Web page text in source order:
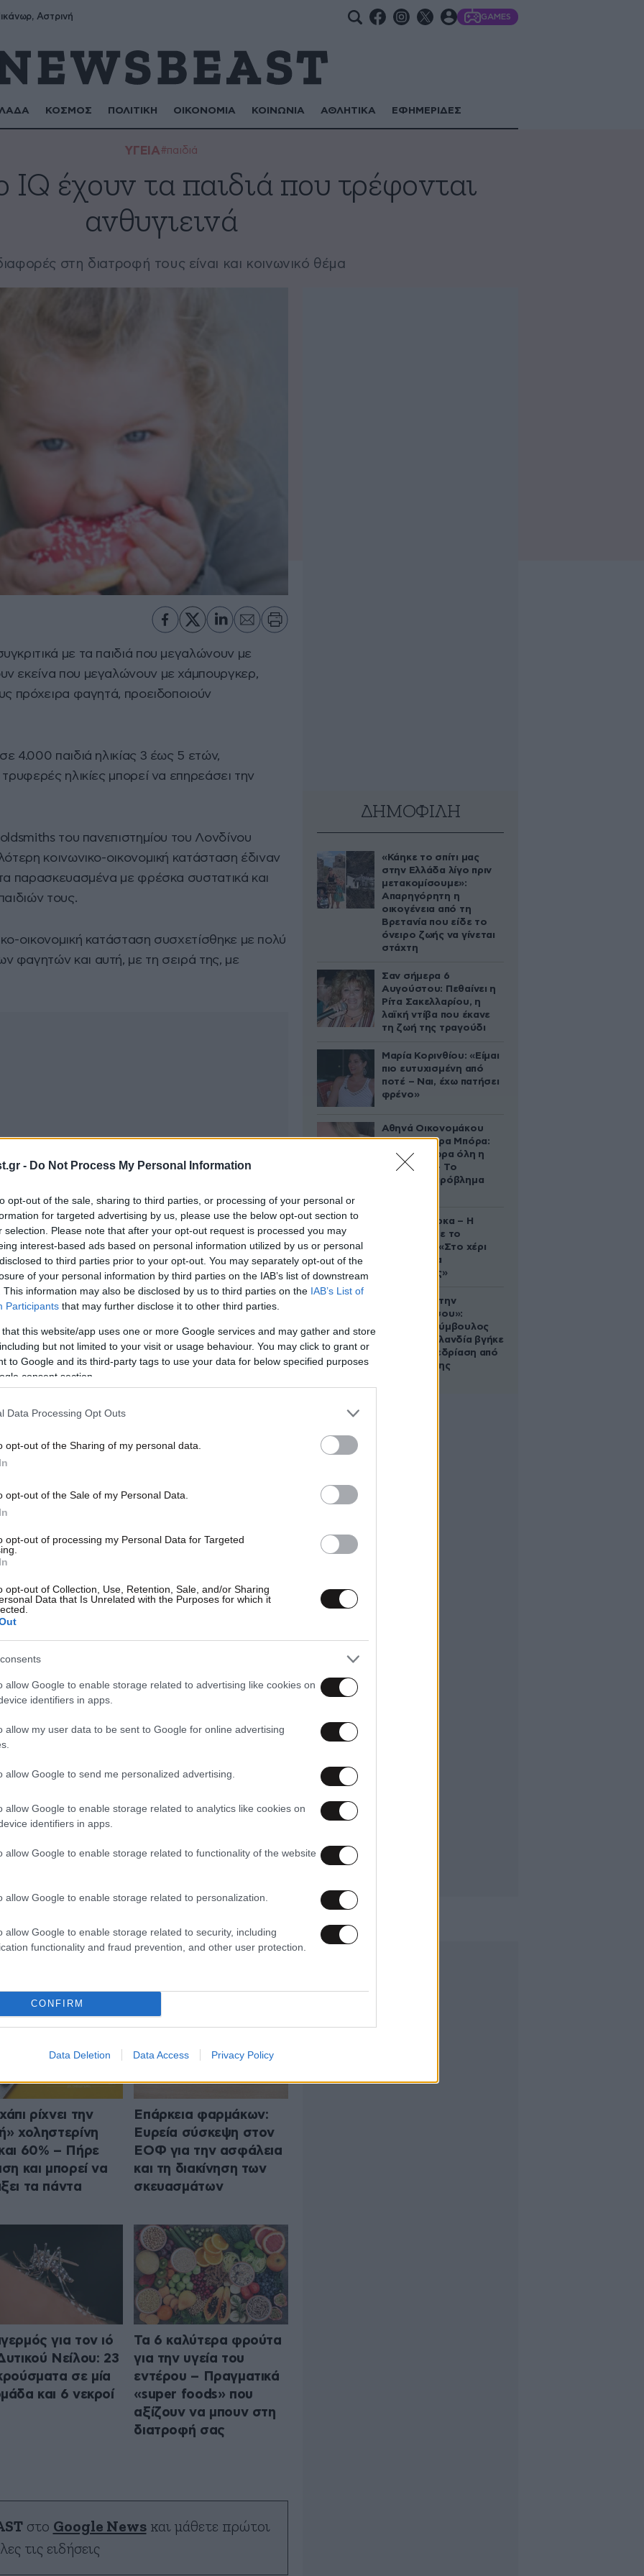
- Do Not Process My Personal Information
opt-out of the sale, sharing to third parties, or processing of your personal or
for targeted advertising by us, please use the below opt-out section to
selection. Please note that after your opt-out request is processed you may
interest-based ads based on personal information utilized by us or personal
to third parties prior to your opt-out. You may separately opt-out of the
of your personal information by third parties on the IAB’s list of downstream
This information may also be disclosed by us to third parties on the IAB’s List of
Participants that may further disclose it to other third parties.
that this website/app uses one or more Google services and may gather and store
but not limited to your visit or usage behaviour. You may click to grant or
to Google and its third-party tags to use your data for below specified purposes
consent section.
Data Processing Opt Outs
opt-out of the Sharing of my personal data.
opt-out of the Sale of my Personal Data.
opt-out of processing my Personal Data for Targeted
opt-out of Collection, Use, Retention, Sale, and/or Sharing
Data that Is Unrelated with the Purposes for which it
allow Google to enable storage related to advertising like cookies on
identifiers in apps.
allow my user data to be sent to Google for online advertising
allow Google to send me personalized advertising.
allow Google to enable storage related to analytics like cookies on
identifiers in apps.
allow Google to enable storage related to functionality of the website
allow Google to enable storage related to personalization.
allow Google to enable storage related to security, including
functionality and fraud prevention, and other user protection.
CONFIRM
Data Deletion Data Access Privacy Policy
Αστρινή GAMES
ΚΟΣΜΟΣ ΠΟΛΙΤΙΚΗ ΟΙΚΟΝΟΜΙΑ ΚΟΙΝΩΝΙΑ ΑΘΛΗΤΙΚΑ ΕΦΗΜΕΡΙΔΕΣ
ΥΓΕΙΑ#παιδιά
IQ έχουν τα παιδιά που τρέφονται
ανθυγιεινά
στη διατροφή τους είναι και κοινωνικό θέμα
με τα παιδιά που μεγαλώνουν με
εκείνα που μεγαλώνουν με χάμπουργκερ,
πρόχειρα φαγητά, προειδοποιούν
4.000 παιδιά ηλικίας 3 έως 5 ετών,
ηλικίες μπορεί να επηρεάσει την
του πανεπιστημίου του Λονδίνου
κοινωνικο-οικονομική κατάσταση έδιναν
παρασκευασμένα με φρέσκα συστατικά και
τους.
οικονομική κατάσταση συσχετίσθηκε με πολύ
φαγητών και αυτή, με τη σειρά της, με
μήνα και μελέτη που διεξήχθη στην
κατά την νηπιακή ηλικία αυξάνει τον
πολλών αναψυκτικών με ζάχαρη και
νοημοσύνης των παιδιών ήταν κατά 2 βαθμούς
φαγητά, είχαν αναφέρει ερευνητές
συνέπειες της κατανάλωσης πρόχειρων
δεν μπορούν να διορθωθούν αργότερα στη ζωή,
διότι η ανάπτυξη του εγκεφάλου
ΔΗΜΟΦΙΛΗ
«Κάηκε το σπίτι μας
στην Ελλάδα λίγο πριν
μετακομίσουμε»:
Απαρηγόρητη η
οικογένεια από τη
Βρετανία που είδε το
όνειρο ζωής να γίνεται
στάχτη
Σαν σήμερα 6
Αυγούστου: Πεθαίνει η
Ρίτα Σακελλαρίου, η
λαϊκή ντίβα που έκανε
τη ζωή της τραγούδι
Μαρία Κορινθίου: «Είμαι
πιο ευτυχισμένη από
ποτέ – Ναι, έχω πατήσει
φρένο»
Αθηνά Οικονομάκου
από τα Μπόρα Μπόρα:
«Έσκασε τώρα όλη η
κούραση» – Το
απρόοπτο πρόβλημα
Δανάη Μπάρκα – Η
ανάρτηση με το
σάντουιτς: «Στο χέρι
σου είναι να
αδυνατίσεις»
«Βλέπουμε την
μπουγάδα σου»:
Δημοτική σύμβουλος
στη Νέα Ζηλανδία βγήκε
live σε συνεδρίαση από
το μπάνιο της
ΥΓΕΙΑ ΟΛΑ ΤΑ ΑΡΘΡΑ
ρίχνει την
χοληστερίνη
60% – Πήρε
και μπορεί να
τα πάντα
Επάρκεια φαρμάκων:
Ευρεία σύσκεψη στον
ΕΟΦ για την ασφάλεια
και τη διακίνηση των
σκευασμάτων
για τον ιό
Νείλου: 23
σε μία
και 6 νεκροί
Τα 6 καλύτερα φρούτα
για την υγεία του
εντέρου – Πραγματικά
«super foods» που
αξίζουν να μπουν στη
διατροφή σας
στο Google Newsκαι μάθετε πρώτοι
τις ειδήσεις